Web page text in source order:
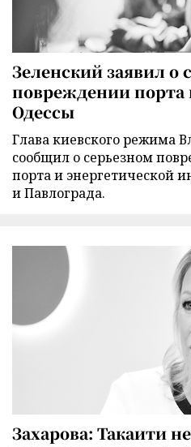
Зеленский заявил о
повреждении порта
Одессы
Глава киевского режима
сообщил о серьезном
порта и энергетической
и Павлограда.
Захарова: Такаити